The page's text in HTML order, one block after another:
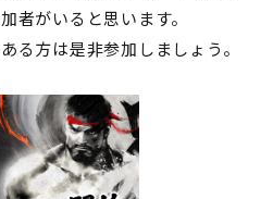
者がいると思います。
る方は是非参加しましょう。